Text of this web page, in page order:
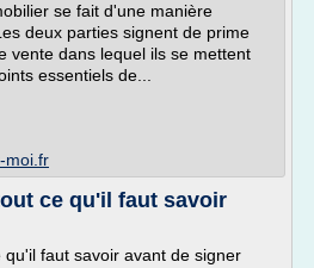
se fait d'une manière
deux parties signent de prime
vente dans lequel ils se mettent
essentiels de...
moi.fr
ce qu'il faut savoir
faut savoir avant de signer